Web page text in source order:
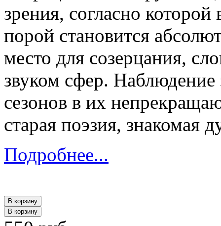
зрения, согласно
порой становится
место для созерцания,
звуком сфер.
сезонов в их
старая поэзия, знакомая
Подробнее...
В корзину
В корзину